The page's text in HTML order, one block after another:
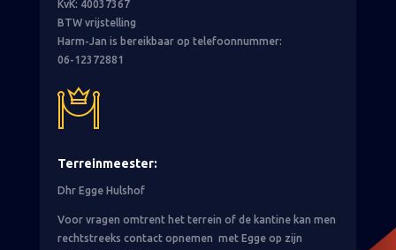
KvK: 40037367
BTW vrijstelling
Harm-Jan is bereikbaar op telefoonnummer:
06-12372881
Terreinmeester:
Dhr Egge Hulshof
Voor vragen omtrent het terrein of de kantine kan men
rechtstreeks contact opnemen met Egge op zijn